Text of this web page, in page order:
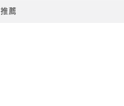
推薦